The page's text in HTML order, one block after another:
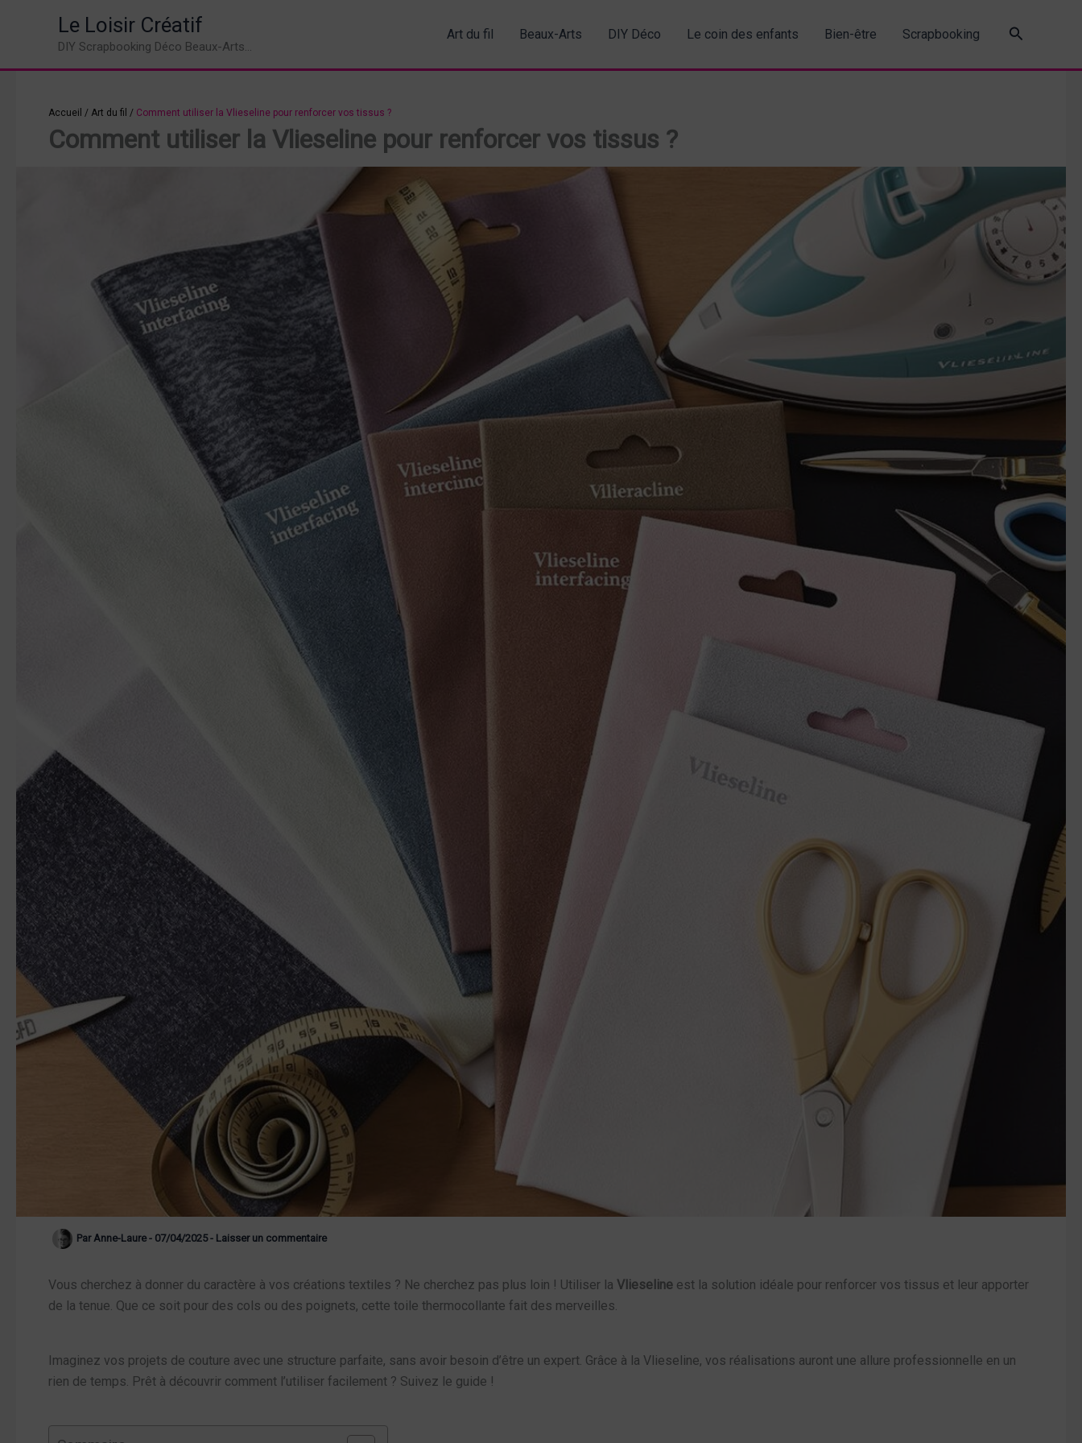
Le Loisir Créatif
DIY Scrapbooking Déco Beaux-Arts...
Art du fil Beaux-Arts DIY Déco Le coin des enfants Bien-être Scrapbooking
Accueil / Art du fil / Comment utiliser la Vlieseline pour renforcer vos tissus ?
Comment utiliser la Vlieseline pour renforcer vos tissus ?
Par Anne-Laure- 07/04/2025- Laisser un commentaire
Vous cherchez à donner du caractère à vos créations textiles ? Ne cherchez pas plus loin ! Utiliser la Vlieseline est la solution idéale pour renforcer vos tissus et leur apporter
de la tenue. Que ce soit pour des cols ou des poignets, cette toile thermocollante fait des merveilles.
Imaginez vos projets de couture avec une structure parfaite, sans avoir besoin d’être un expert. Grâce à la Vlieseline, vos réalisations auront une allure professionnelle en un
rien de temps. Prêt à découvrir comment l’utiliser facilement ? Suivez le guide !